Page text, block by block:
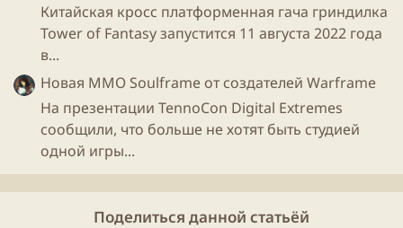
Китайская кросс платформенная гача гриндилка
Tower of Fantasy запустится 11 августа 2022 года
в...
Новая ММО Soulframe от создателей Warframe
На презентации TennoCon Digital Extremes
сообщили, что больше не хотят быть студией
одной игры...
Поделиться данной статьёй